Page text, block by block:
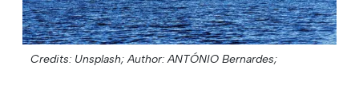
Credits: Unsplash; Author: ANTÓNIO Bernardes;